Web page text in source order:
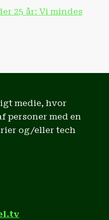
25 år: Vi mindes
medie, hvor
personer med en
og/eller tech